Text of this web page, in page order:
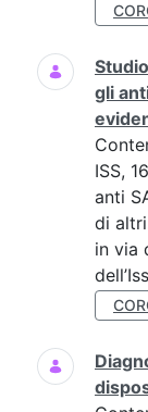
gli
ISS,
anti
di
in via